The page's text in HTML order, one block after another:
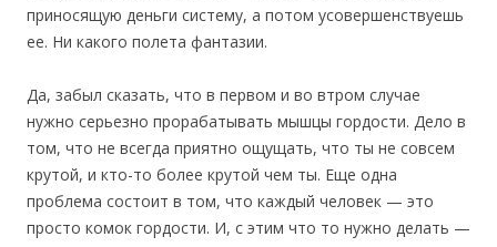
приносящую деньги систему, а потом усовершенствуешь
ее. Ни какого полета фантазии.
Да, забыл сказать, что в первом и во втром случае
нужно серьезно прорабатывать мышцы гордости. Дело в
том, что не всегда приятно ощущать, что ты не совсем
крутой, и кто-то более крутой чем ты. Еще одна
проблема состоит в том, что каждый человек — это
просто комок гордости. И, с этим что то нужно делать —